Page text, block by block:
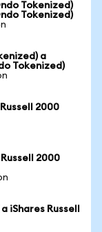
Tokenized)
Tokenized)
a
Tokenized)
2000
2000
iShares Russell